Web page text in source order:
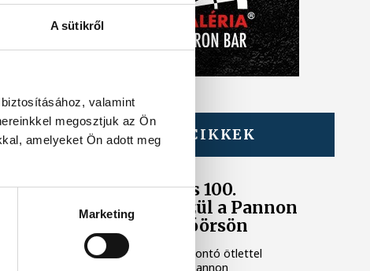
A sütikről
valamint
megosztjuk az Ön
amelyeket Ön adott meg
Marketing
TOVÁBBI CIKKEK
KÖZÉLET
16. szezonjára és 100.
előadására készül a Pannon
Várszínház Alsóörsön
Tizenhat éve egy formabontó ötlettel
kezdődött Alsóörs és a Pannon